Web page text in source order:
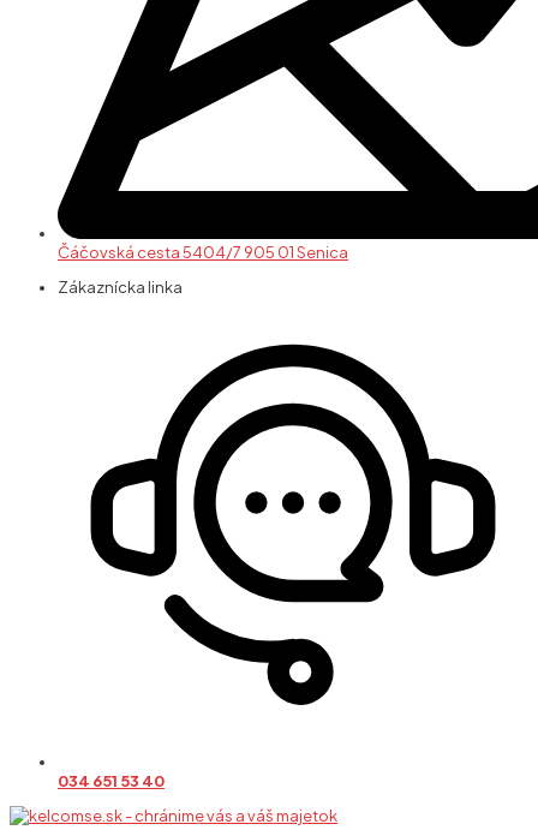
Čáčovská cesta 5404/7 905 01 Senica
Zákaznícka linka
034 651 53 40